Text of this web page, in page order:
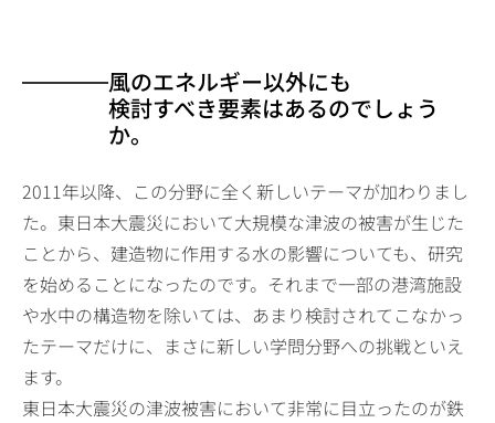
風のエネルギー以外にも
検討すべき要素はあるのでしょう
か。
2011年以降、この分野に全く新しいテーマが加わりまし
た。東日本大震災において大規模な津波の被害が生じた
ことから、建造物に作用する水の影響についても、研究
を始めることになったのです。それまで一部の港湾施設
や水中の構造物を除いては、あまり検討されてこなかっ
たテーマだけに、まさに新しい学問分野への挑戦といえ
ます。
東日本大震災の津波被害において非常に目立ったのが鉄